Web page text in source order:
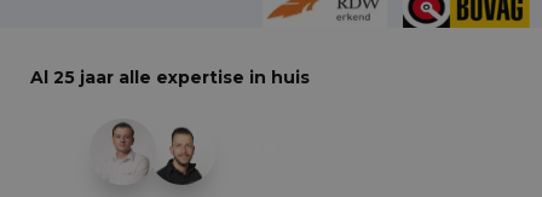
Al 25 jaar alle expertise in huis